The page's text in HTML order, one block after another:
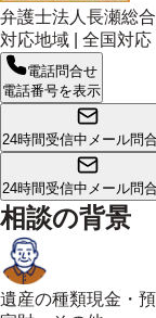
弁護士法人長瀬総
対応地域 |
全国対応
電話問合せ
電話番号を表示
24時間受信中 メール問
24時間受信中 メール問
相談の背景
遺産の種類現金・